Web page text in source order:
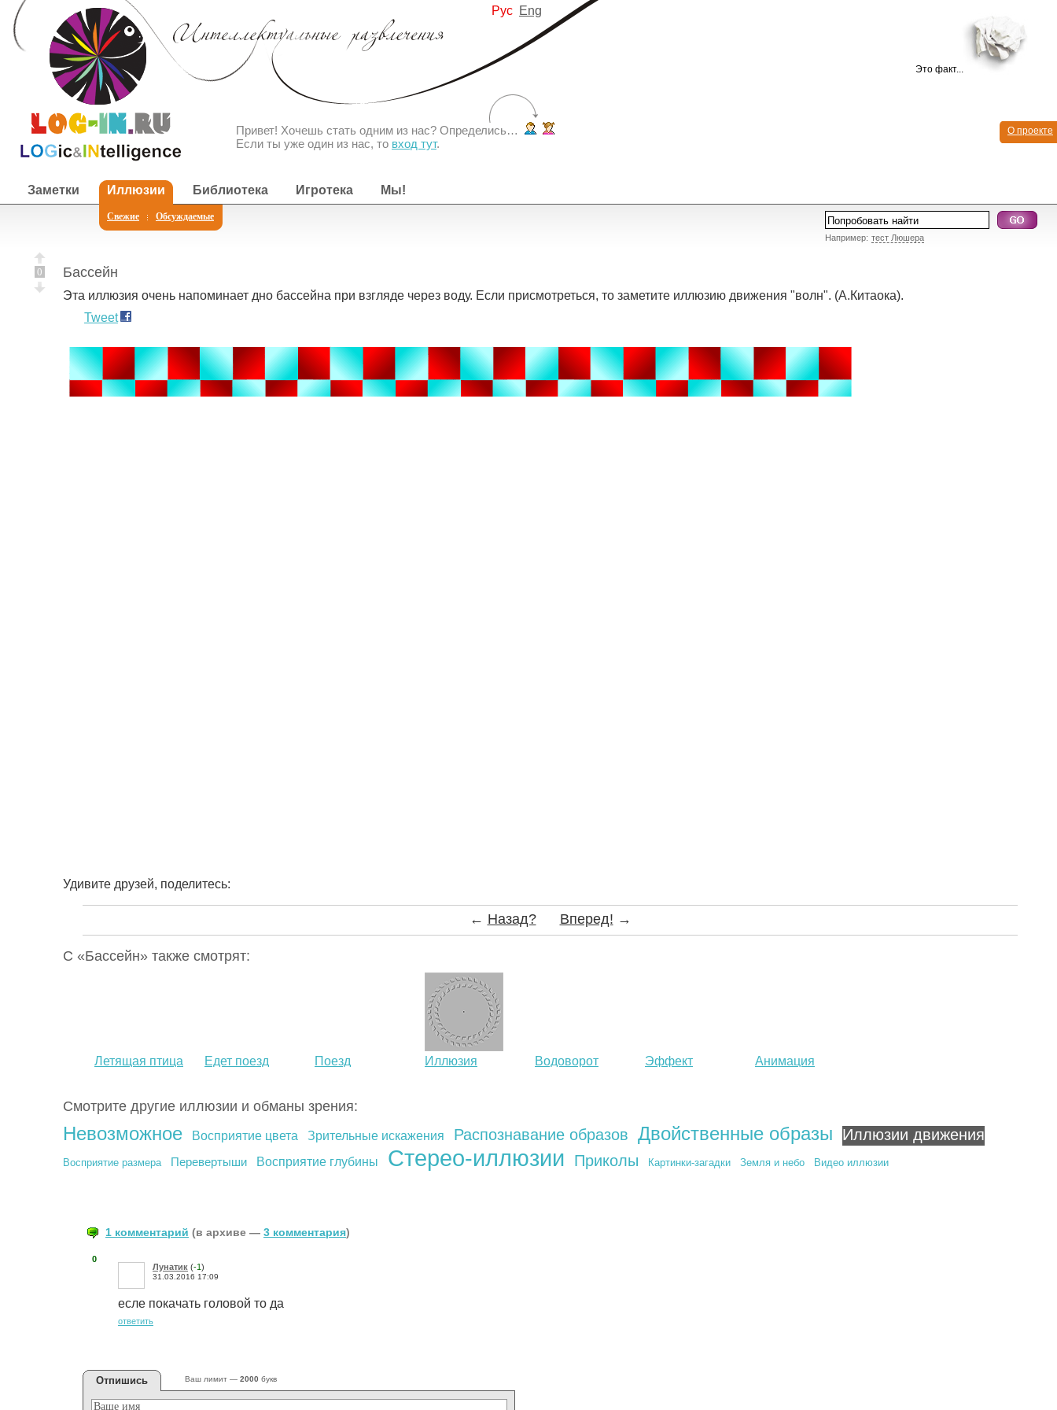
Рус Eng
О проекте
Привет! Хочешь стать одним из нас? Определись…
Если ты уже один из нас, то вход тут.
Это факт...
Например: тест Люшера
Заметки Иллюзии
Свежие Обсуждаемые
Библиотека Игротека Мы!
0 Бассейн
Эта иллюзия очень напоминает дно бассейна при взгляде через воду. Если присмотреться, то заметите иллюзию движения "волн". (А.Китаока).
Tweet
Удивите друзей, поделитесь:
← Назад? Вперед! →
С «Бассейн» также смотрят:
Летящая птица Едет поезд Поезд
Иллюзия
Водоворот
Эффект
Анимация
Смотрите другие иллюзии и обманы зрения:
Невозможное Восприятие цвета Зрительные искажения Распознавание образов Двойственные образы Иллюзии движения
Восприятие размера Перевертыши Восприятие глубины Стерео-иллюзии Приколы Картинки-загадки Земля и небо Видео иллюзии
1 комментарий (в архиве — 3 комментария)
0
Лунатик (-1)
31.03.2016 17:09
есле покачать головой то да
ответить
Отпишись Ваш лимит — 2000 букв